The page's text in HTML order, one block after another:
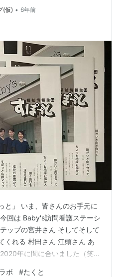
(仮) • 6年前
と」 いま、皆さんのお手元に
回は Baby's訪問看護ステーシ
ップの宮井さん そしてそして
くれる 村田さん 江頭さん あ
年に間に合いました（笑）
ボ #たくと